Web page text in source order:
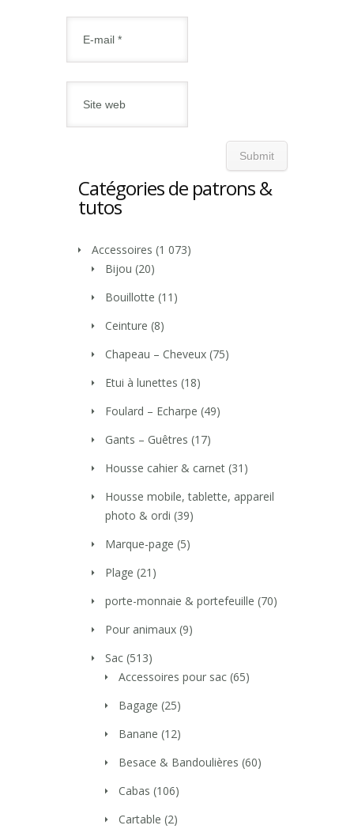
Catégories de patrons &
tutos
Accessoires (1 073)
Bijou (20)
Bouillotte (11)
Ceinture (8)
Chapeau – Cheveux (75)
Etui à lunettes (18)
Foulard – Echarpe (49)
Gants – Guêtres (17)
Housse cahier & carnet (31)
Housse mobile, tablette, appareil
photo & ordi (39)
Marque-page (5)
Plage (21)
porte-monnaie & portefeuille (70)
Pour animaux (9)
Sac (513)
Accessoires pour sac (65)
Bagage (25)
Banane (12)
Besace & Bandoulières (60)
Cabas (106)
Cartable (2)